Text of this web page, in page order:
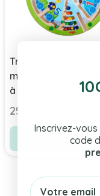
Train des chiffres
magnétique,
à compter dès 2
Haba
25,90 chf
Ajouter au
Inscrivez-
code
Email